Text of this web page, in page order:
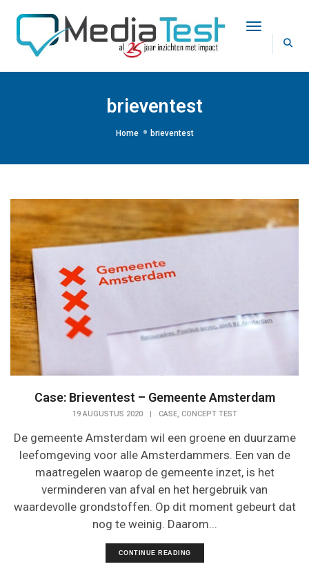
Toggle
brieventest
Home brieventest
Case: Brieventest – Gemeente Amsterdam
19 AUGUSTUS 2020 | CASE, CONCEPT TEST
De gemeente Amsterdam wil een groene en duurzame
leefomgeving voor alle Amsterdammers. Een van de
maatregelen waarop de gemeente inzet, is het
verminderen van afval en het hergebruik van
waardevolle grondstoffen. Op dit moment gebeurt dat
nog te weinig. Daarom...
CONTINUE READING